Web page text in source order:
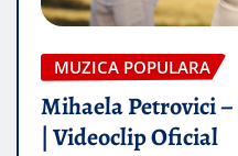
MUZICA POPULARA
Mihaela Petrovici
| Videoclip Oficial